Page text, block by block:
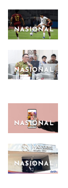
NASIONAL
NASIONAL
NASIONAL
NASIONAL